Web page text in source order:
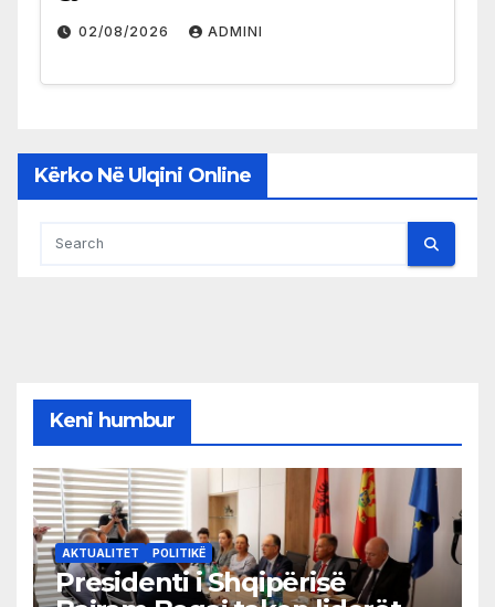
02/08/2026 ADMINI
Kërko Në Ulqini Online
Keni humbur
AKTUALITET POLITIKË
Presidenti i Shqipërisë